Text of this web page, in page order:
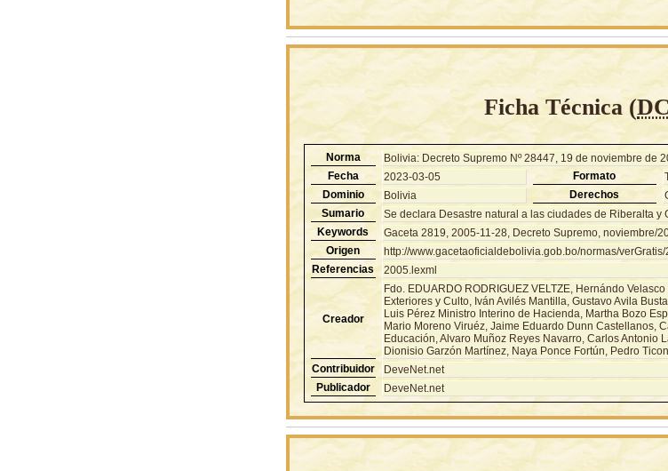
Ficha Técnica (
Norma
Bolivia: Decreto Supremo Nº 28447, 19 de noviembre de
Fecha
2023-03-05 Formato
Dominio
Bolivia Derechos
Sumario
Se declara Desastre natural a las ciudades de Riberalta
Keywords
Gaceta 2819, 2005-11-28, Decreto Supremo, noviembre/
Origen
http://www.gacetaoficialdebolivia.gob.bo/normas/verGratis/
Referencias
2005.lexml
Creador
Fdo. EDUARDO RODRIGUEZ VELTZE, Hernándo
Exteriores y Culto, Iván Avilés Mantilla, Gustavo Avila
Luis Pérez Ministro Interino de Hacienda, Martha Bozo
Mario Moreno Viruéz, Jaime Eduardo Dunn Castellanos,
Educación, Alvaro Muñoz Reyes Navarro, Carlos Antonio
Dionisio Garzón Martínez, Naya Ponce Fortún, Pedro
Contribuidor
DeveNet.net
Publicador
DeveNet.net